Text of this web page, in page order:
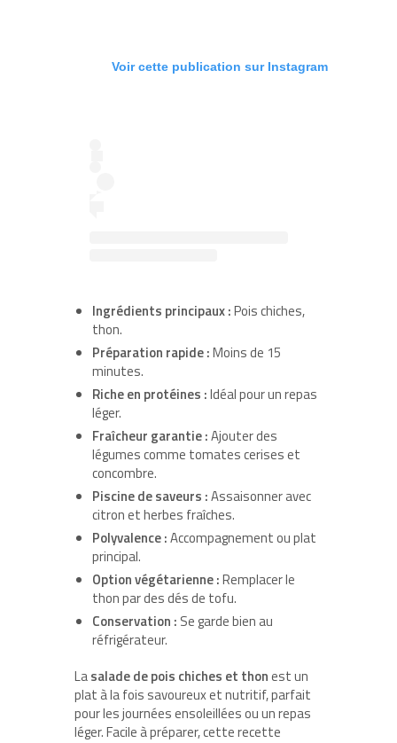
Voir cette publication sur Instagram
Ingrédients principaux :Pois chiches,
thon.
Préparation rapide :Moins de 15
minutes.
Riche en protéines :Idéal pour un repas
léger.
Fraîcheur garantie :Ajouter des
légumes comme tomates cerises et
concombre.
Piscine de saveurs :Assaisonner avec
citron et herbes fraîches.
Polyvalence :Accompagnement ou plat
principal.
Option végétarienne :Remplacer le
thon par des dés de tofu.
Conservation : Se garde bien au
réfrigérateur.
Lasalade de pois chiches et thonest un
plat à la fois savoureux et nutritif, parfait
pour les journées ensoleillées ou un repas
léger. Facile à préparer, cette recette